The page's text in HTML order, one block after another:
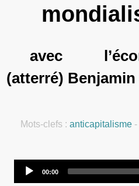
avec
(atterré)
Mots-clefs :anticapitalisme -
00:00